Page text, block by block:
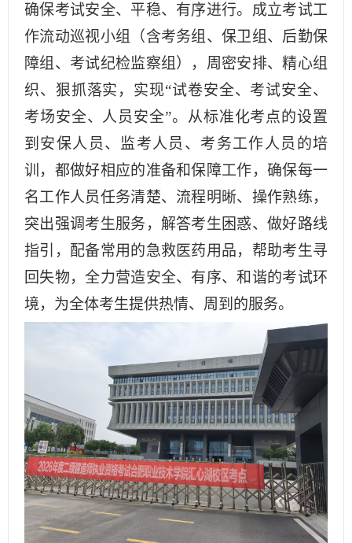
确保考试安全、平稳、有序进行。成立考试工
作流动巡视小组（含考务组、保卫组、后勤保
障组、考试纪检监察组），周密安排、精心组
织、狠抓落实，实现“试卷安全、考试安全、
考场安全、人员安全”。从标准化考点的设置
到安保人员、监考人员、考务工作人员的培
训，都做好相应的准备和保障工作，确保每一
名工作人员任务清楚、流程明晰、操作熟练，
突出强调考生服务，解答考生困惑、做好路线
指引，配备常用的急救医药用品，帮助考生寻
回失物，全力营造安全、有序、和谐的考试环
境，为全体考生提供热情、周到的服务。